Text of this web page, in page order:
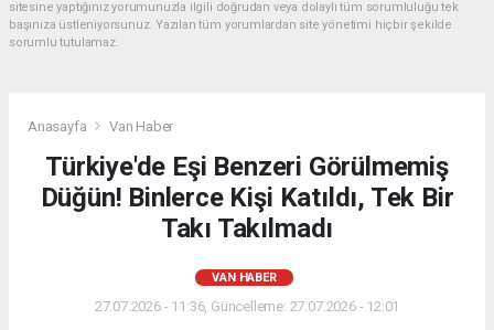
sitesine yaptığınız yorumunuzla ilgili doğrudan veya dolaylı tüm sorumluluğu tek
başınıza üstleniyorsunuz. Yazılan tüm yorumlardan site yönetimi hiçbir şekilde
sorumlu tutulamaz.
Anasayfa Van Haber
Türkiye'de Eşi Benzeri Görülmemiş
Düğün! Binlerce Kişi Katıldı, Tek Bir
Takı Takılmadı
VAN HABER
27.07.2026 - 11:36, Güncelleme: 27.07.2026 - 12:01